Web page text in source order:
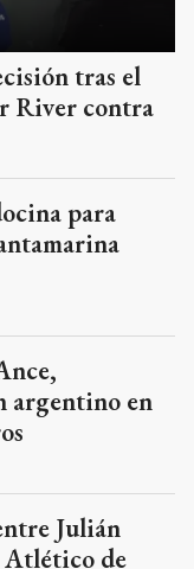
tras el
River contra
para
argentino en
Julián
Atlético de